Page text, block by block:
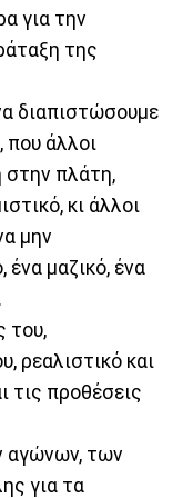
για την
της
διαπιστώσουμε
που άλλοι
στην πλάτη,
κι άλλοι
μην
ένα μαζικό, ένα
του,
ρεαλιστικό και
τις προθέσεις
αγώνων, των
για τα